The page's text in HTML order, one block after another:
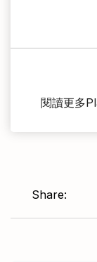
閱讀更多
Share: